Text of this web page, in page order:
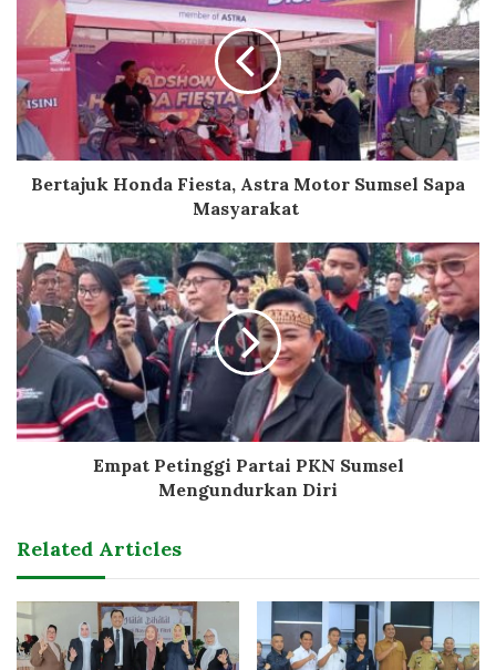
Bertajuk Honda Fiesta, Astra Motor Sumsel Sapa
Masyarakat
Empat Petinggi Partai PKN Sumsel
Mengundurkan Diri
Related Articles